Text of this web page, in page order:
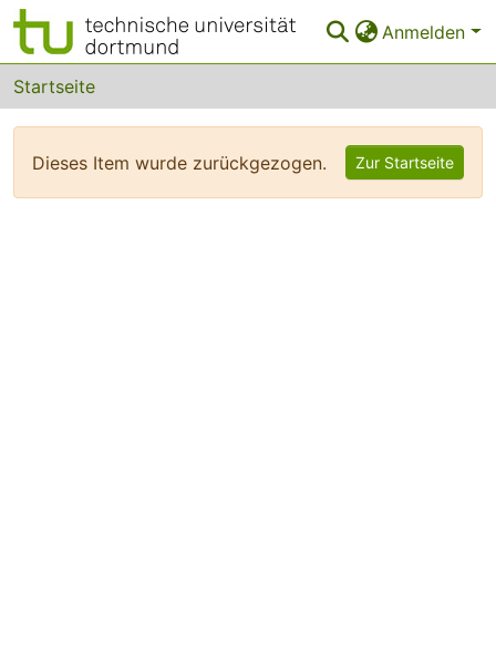
Anmelden
Bereiche & Sammlungen
Das gesamte Repositorium
FAQ
Startseite
Dieses Item wurde zurückgezogen. Zur Startseite